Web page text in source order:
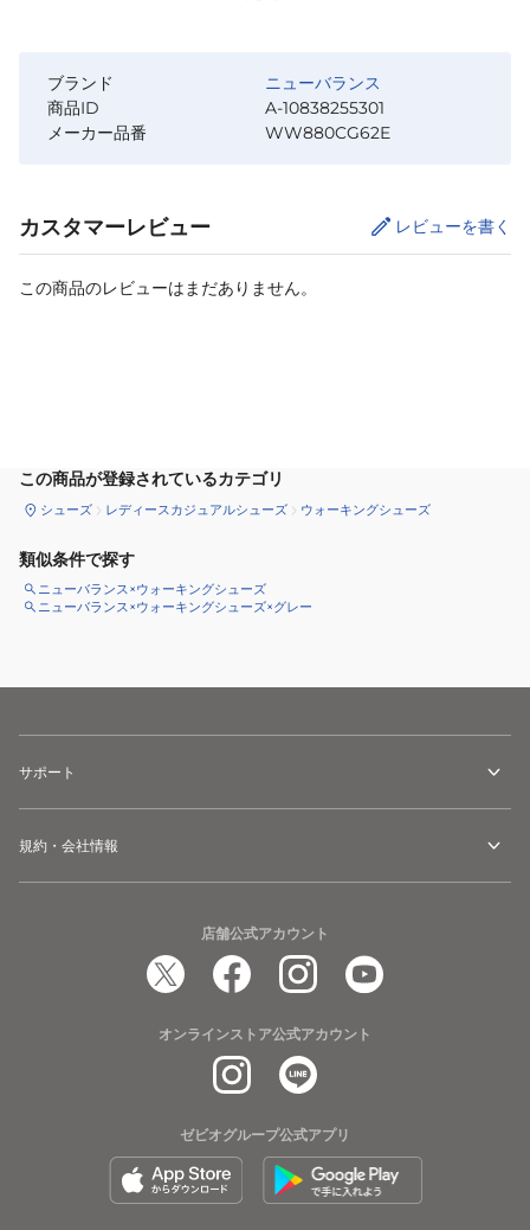
ブランド
ニューバランス
商品ID
A-10838255301
メーカー品番
WW880CG62E
カスタマーレビュー レビューを書く
この商品のレビューはまだありません。
この商品が登録されているカテゴリ
シューズ レディースカジュアルシューズ ウォーキングシューズ
類似条件で探す
ニューバランス×ウォーキングシューズ
ニューバランス×ウォーキングシューズ×グレー
サポート
規約・会社情報
店舗公式アカウント
オンラインストア公式アカウント
ゼビオグループ公式アプリ